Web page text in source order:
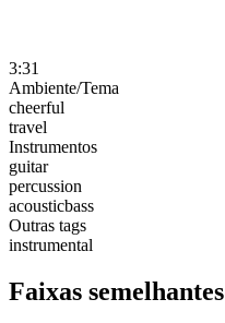
3:31
Ambiente/Tema
cheerful
travel
Instrumentos
guitar
percussion
acousticbass
Outras tags
instrumental
Faixas semelhantes